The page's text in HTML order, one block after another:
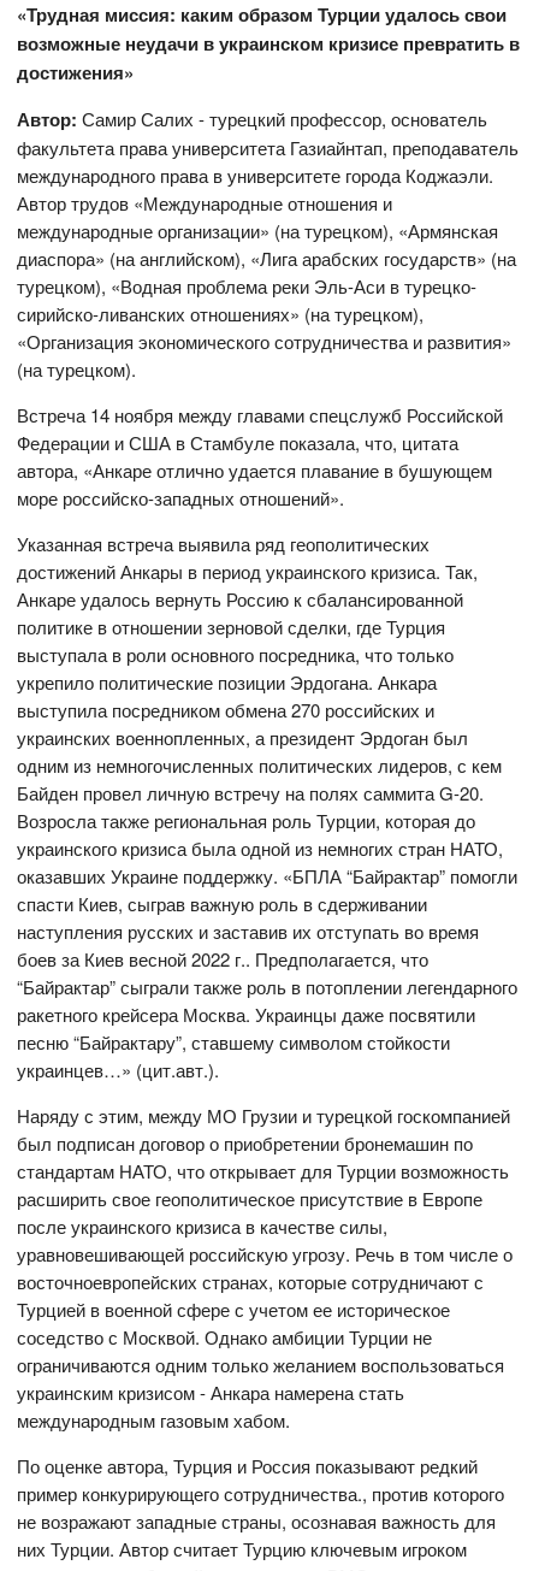
«Трудная миссия: каким образом Турции удалось свои
возможные неудачи в украинском кризисе превратить в
достижения»
Автор:Самир Салих - турецкий профессор, основатель
факультета права университета Газиайнтап, преподаватель
международного права в университете города Коджаэли.
Автор трудов «Международные отношения и
международные организации» (на турецком), «Армянская
диаспора» (на английском), «Лига арабских государств» (на
турецком), «Водная проблема реки Эль-Аси в турецко-
сирийско-ливанских отношениях» (на турецком),
«Организация экономического сотрудничества и развития»
(на турецком).
Встреча 14 ноября между главами спецслужб Российской
Федерации и США в Стамбуле показала, что, цитата
автора, «Анкаре отлично удается плавание в бушующем
море российско-западных отношений».
Указанная встреча выявила ряд геополитических
достижений Анкары в период украинского кризиса. Так,
Анкаре удалось вернуть Россию к сбалансированной
политике в отношении зерновой сделки, где Турция
выступала в роли основного посредника, что только
укрепило политические позиции Эрдогана. Анкара
выступила посредником обмена 270 российских и
украинских военнопленных, а президент Эрдоган был
одним из немногочисленных политических лидеров, с кем
Байден провел личную встречу на полях саммита G-20.
Возросла также региональная роль Турции, которая до
украинского кризиса была одной из немногих стран НАТО,
оказавших Украине поддержку. «БПЛА “Байрактар” помогли
спасти Киев, сыграв важную роль в сдерживании
наступления русских и заставив их отступать во время
боев за Киев весной 2022 г.. Предполагается, что
“Байрактар” сыграли также роль в потоплении легендарного
ракетного крейсера Москва. Украинцы даже посвятили
песню “Байрактару”, ставшему символом стойкости
украинцев…» (цит.авт.).
Наряду с этим, между МО Грузии и турецкой госкомпанией
был подписан договор о приобретении бронемашин по
стандартам НАТО, что открывает для Турции возможность
расширить свое геополитическое присутствие в Европе
после украинского кризиса в качестве силы,
уравновешивающей российскую угрозу. Речь в том числе о
восточноевропейских странах, которые сотрудничают с
Турцией в военной сфере с учетом ее историческое
соседство с Москвой. Однако амбиции Турции не
ограничиваются одним только желанием воспользоваться
украинским кризисом - Анкара намерена стать
международным газовым хабом.
По оценке автора, Турция и Россия показывают редкий
пример конкурирующего сотрудничества., против которого
не возражают западные страны, осознавая важность для
них Турции. Автор считает Турцию ключевым игроком